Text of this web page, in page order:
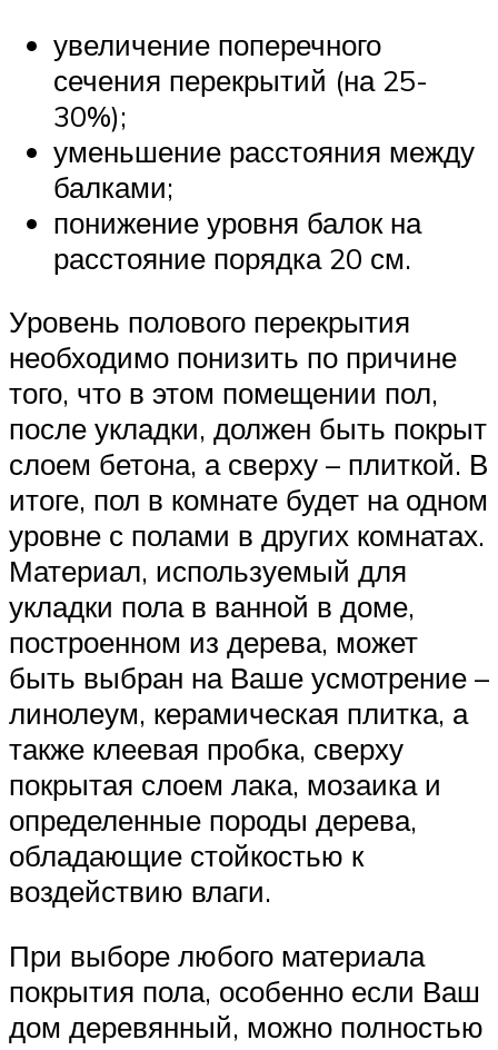
увеличение поперечного
сечения перекрытий (на 25-
30%);
уменьшение расстояния между
балками;
понижение уровня балок на
расстояние порядка 20 см.
Уровень полового перекрытия
необходимо понизить по причине
того, что в этом помещении пол,
после укладки, должен быть покрыт
слоем бетона, а сверху – плиткой. В
итоге, пол в комнате будет на одном
уровне с полами в других комнатах.
Материал, используемый для
укладки пола в ванной в доме,
построенном из дерева, может
быть выбран на Ваше усмотрение –
линолеум, керамическая плитка, а
также клеевая пробка, сверху
покрытая слоем лака, мозаика и
определенные породы дерева,
обладающие стойкостью к
воздействию влаги.
При выборе любого материала
покрытия пола, особенно если Ваш
дом деревянный, можно полностью